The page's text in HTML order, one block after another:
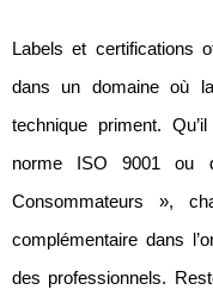
Labels et certifications
dans un domaine où
technique priment.
norme ISO 9001 ou
Consommateurs »,
complémentaire dans
des professionnels.